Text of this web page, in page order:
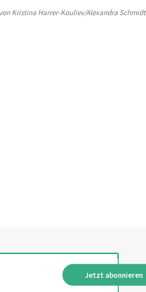
von Kristina Harrer-Kouliev/Alexandra Schmidt
Jetzt abonnieren